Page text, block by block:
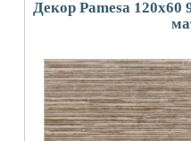
Декор Pamesa